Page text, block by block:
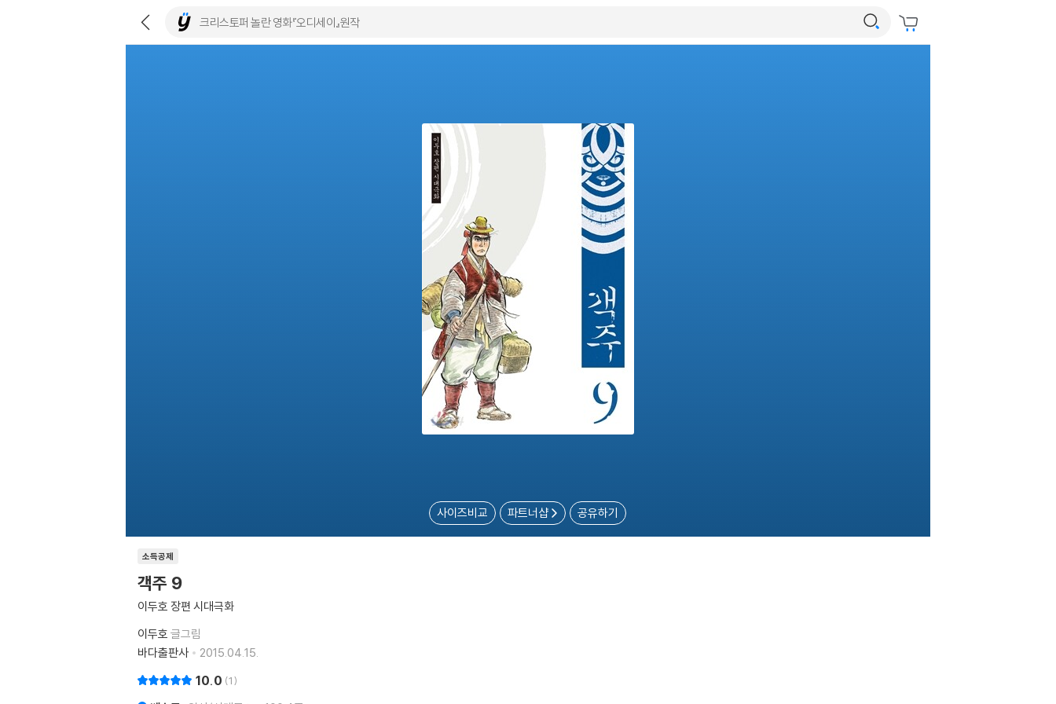
사이즈비교 파트너샵 공유하기
소득공제
객주 9
이두호 장편 시대극화
이두호 글그림
바다출판사
2015.04.15.
10.0 1